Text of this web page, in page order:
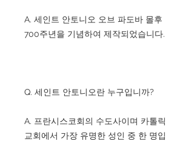
A. 세인트 안토니오 오브 파도바 몰후
700주년을 기념하여 제작되었습니다.
Q. 세인트 안토니오란 누구입니까?
A. 프란시스코회의 수도사이며 카톨릭
교회에서 가장 유명한 성인 중 한 명입